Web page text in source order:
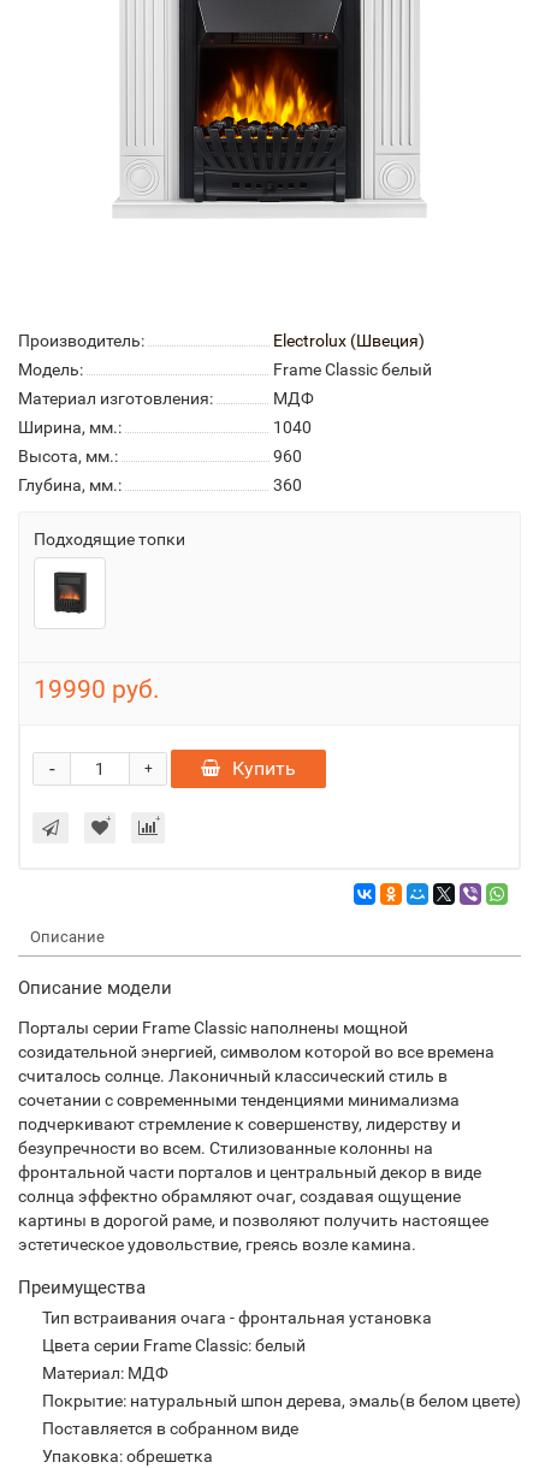
Производитель:
Electrolux (Швеция)
Модель:
Frame Classic белый
Материал изготовления:
МДФ
Ширина, мм.:
1040
Высота, мм.:
960
Глубина, мм.:
360
Подходящие топки
19990 руб.
+
- Купить
Описание
Описание модели
Порталы серии Frame Classic наполнены мощной
созидательной энергией, символом которой во все времена
считалось солнце. Лаконичный классический стиль в
сочетании с современными тенденциями минимализма
подчеркивают стремление к совершенству, лидерству и
безупречности во всем. Стилизованные колонны на
фронтальной части порталов и центральный декор в виде
солнца эффектно обрамляют очаг, создавая ощущение
картины в дорогой раме, и позволяют получить настоящее
эстетическое удовольствие, греясь возле камина.
Преимущества
Тип встраивания очага - фронтальная установка
Цвета серии Frame Classic: белый
Материал: МДФ
Покрытие: натуральный шпон дерева, эмаль(в белом цвете)
Поставляется в собранном виде
Упаковка: обрешетка